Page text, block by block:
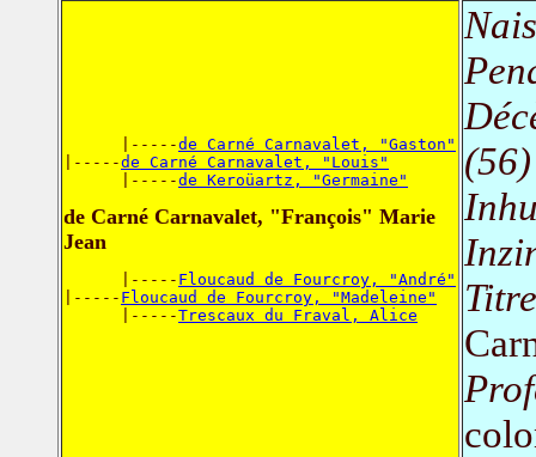
      |-----
de Carné Carnavalet, "Gaston"
|-----de Carné Carnavalet, "Louis"
      |-----
de Keroüartz, "Germaine"
de Carné Carnavalet, "François" Marie
Jean
      |-----
Floucaud de Fourcroy, "André"
|----- Floucaud de Fourcroy, "Madeleine"
      |-----
Trescaux du Fraval, Alice
(56)